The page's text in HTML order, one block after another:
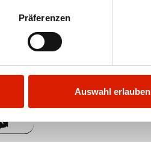
Präferenzen
Auswahl erlauben